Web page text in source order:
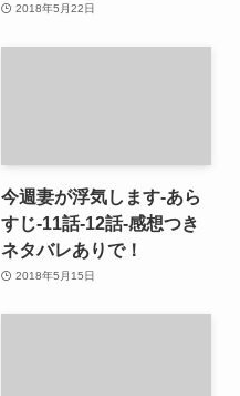
2018年5月22日
今週妻が浮気します-あら
すじ-11話-12話-感想つき
ネタバレありで！
2018年5月15日